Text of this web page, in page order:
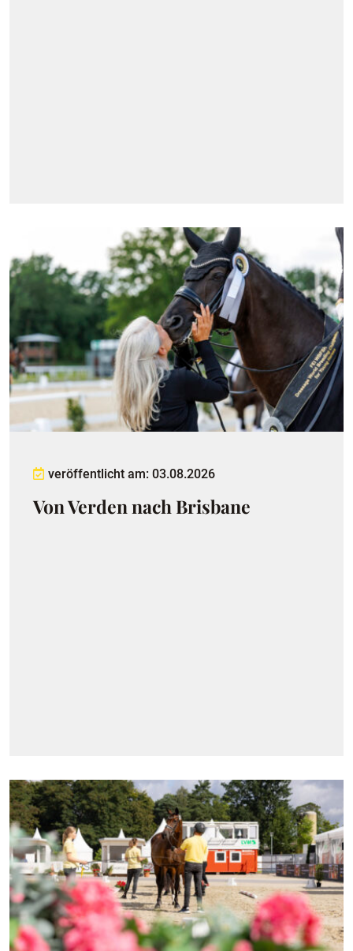
veröffentlicht am: 03.08.2026
Von Verden nach Brisbane